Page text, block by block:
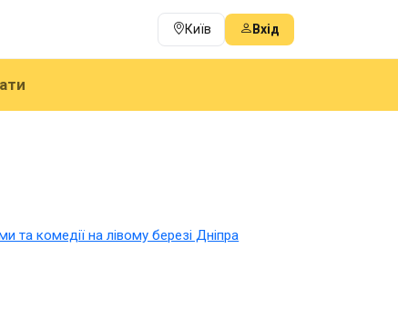
Київ Вхід
та комедії на лівому березі Дніпра